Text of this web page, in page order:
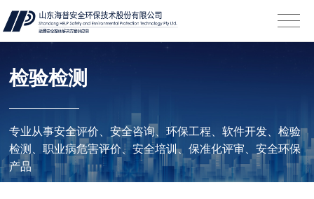
检验检测
专业从事安全评价、安全咨询、环保工程、软件开发、检验
检测、职业病危害评价、安全培训、保准化评审、安全环保
产品